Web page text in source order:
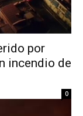
por
incendio de
0